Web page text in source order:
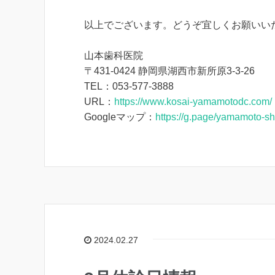
以上でございます。 どうぞ宜しくお願いい
山本歯科医院
〒431-0424 静岡県湖西市新所原3-3-26
TEL：053-577-3888
URL： https://www.kosai-yamamotodc.com/
Googleマップ： https://g.page/yamamoto-
2024.02.27